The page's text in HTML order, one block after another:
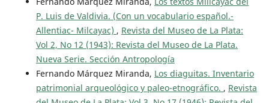
P. Luis de Valdivia. (Con un vocabulario español.-
Allentiac- Milcayac) , Revista del Museo de La Plata:
Vol 2, No 12 (1943): Revista del Museo de La Plata.
Nueva Serie. Sección Antropología
Fernando Márquez Miranda, Los diaguitas. Inventario
patrimonial arqueológico y paleo-etnográfico. , Revista